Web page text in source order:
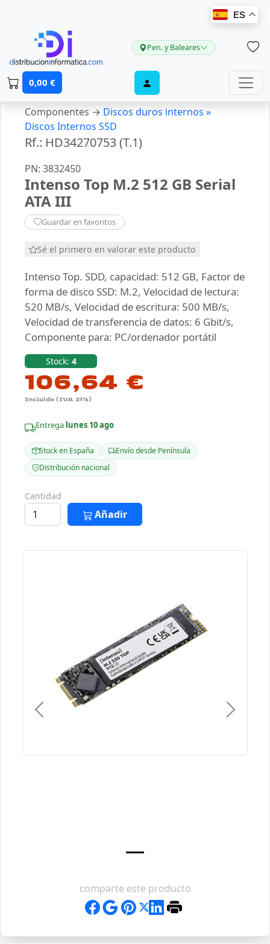
ES
Pen. y Baleares
0,00 €
Componentes → Discos duros internos »
Discos Internos SSD
Rf.: HD34270753 (T.1)
PN: 3832450
Intenso Top M.2 512 GB Serial
ATA III
Guardar en favoritos
Sé el primero en valorar este producto
Intenso Top. SDD, capacidad: 512 GB, Factor de
forma de disco SSD: M.2, Velocidad de lectura:
520 MB/s, Velocidad de escritura: 500 MB/s,
Velocidad de transferencia de datos: 6 Gbit/s,
Componente para: PC/ordenador portátil
Stock: 4
106,64 €
Incluido (IVA 21%)
Entrega lunes 10 ago
Stock en España
Envío desde Península
Distribución nacional
Cantidad
Añadir
Previous Next
comparte este producto